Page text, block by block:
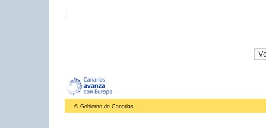
© Gobierno de Canarias